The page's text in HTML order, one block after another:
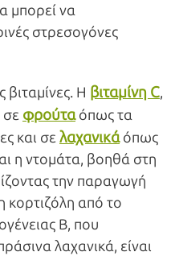
μπορεί να
στρεσογόνες
βιταμίνες. Η βιταμίνη C,
σε φρούταόπως τα
και σελαχανικάόπως
η ντομάτα, βοηθά στη
την παραγωγή
από το
Β, που
λαχανικά, είναι